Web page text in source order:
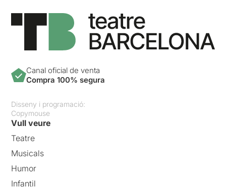
Canal oficial de venta
Compra 100% segura
Disseny i programació:
Copymouse
Vull veure
Teatre
Musicals
Humor
Infantil